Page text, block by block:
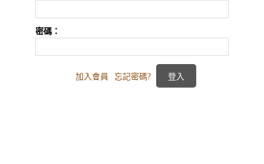
密碼：
加入會員 忘記密碼?